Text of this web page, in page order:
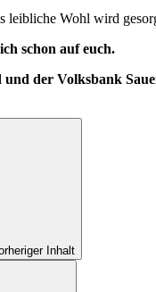
Wohl wird
schon auf euch.
der Volksbank
Inhalt